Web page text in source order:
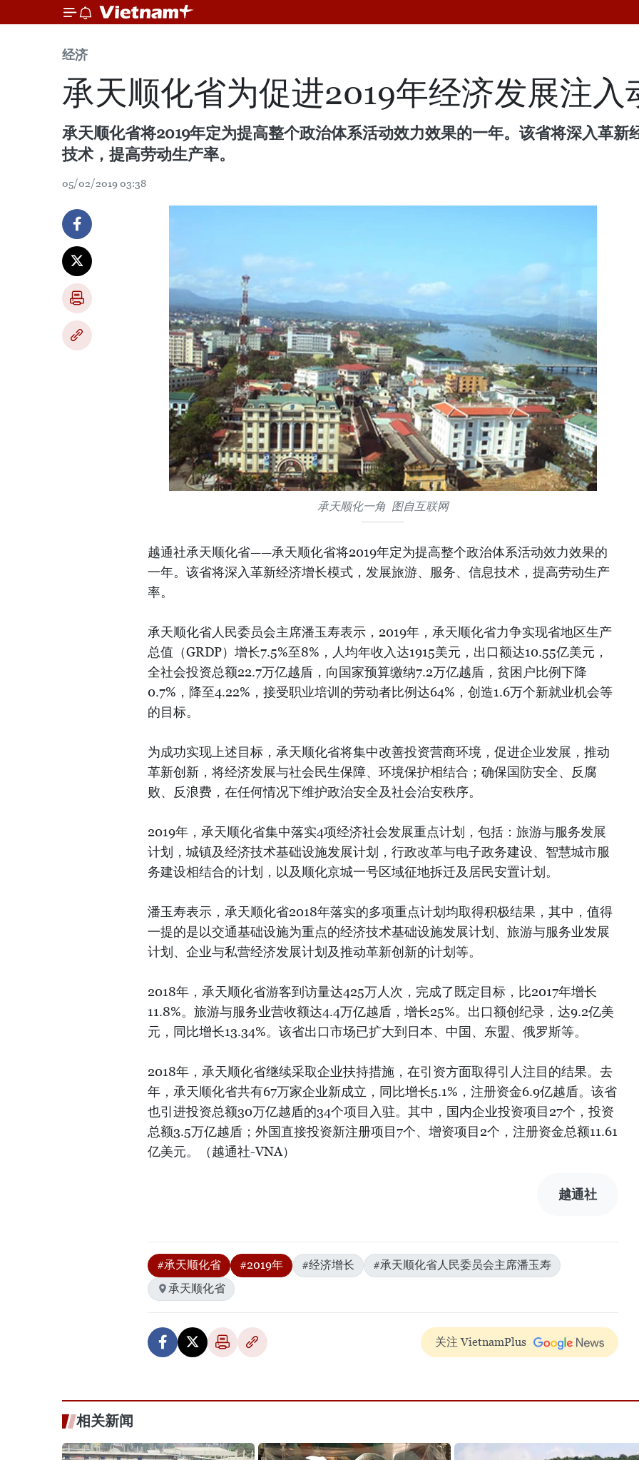
经济
承天顺化省为促进2019年经济发展注入
承天顺化省将2019年定为提高整个政治体系活动效力效果的一年。该省将深入革新
技术，提高劳动生产率。
05/02/2019 03:38
承天顺化一角 图自互联网
越通社承天顺化省——承天顺化省将2019年定为提高整个政治体系活动效力效果的
一年。该省将深入革新经济增长模式，发展旅游、服务、信息技术，提高劳动生产
率。
承天顺化省人民委员会主席潘玉寿表示，2019年，承天顺化省力争实现省地区生产
总值（GRDP）增长7.5%至8%，人均年收入达1915美元，出口额达10.55亿美元，
全社会投资总额22.7万亿越盾，向国家预算缴纳7.2万亿越盾，贫困户比例下降
0.7%，降至4.22%，接受职业培训的劳动者比例达64%，创造1.6万个新就业机会等
的目标。
为成功实现上述目标，承天顺化省将集中改善投资营商环境，促进企业发展，推动
革新创新，将经济发展与社会民生保障、环境保护相结合；确保国防安全、反腐
败、反浪费，在任何情况下维护政治安全及社会治安秩序。
2019年，承天顺化省集中落实4项经济社会发展重点计划，包括：旅游与服务发展
计划，城镇及经济技术基础设施发展计划，行政改革与电子政务建设、智慧城市服
务建设相结合的计划，以及顺化京城一号区域征地拆迁及居民安置计划。
潘玉寿表示，承天顺化省2018年落实的多项重点计划均取得积极结果，其中，值得
一提的是以交通基础设施为重点的经济技术基础设施发展计划、旅游与服务业发展
计划、企业与私营经济发展计划及推动革新创新的计划等。
2018年，承天顺化省游客到访量达425万人次，完成了既定目标，比2017年增长
11.8%。旅游与服务业营收额达4.4万亿越盾，增长25%。出口额创纪录，达9.2亿美
元，同比增长13.34%。该省出口市场已扩大到日本、中国、东盟、俄罗斯等。
2018年，承天顺化省继续采取企业扶持措施，在引资方面取得引人注目的结果。去
年，承天顺化省共有67万家企业新成立，同比增长5.1%，注册资金6.9亿越盾。该省
也引进投资总额30万亿越盾的34个项目入驻。其中，国内企业投资项目27个，投资
总额3.5万亿越盾；外国直接投资新注册项目7个、增资项目2个，注册资金总额11.61
亿美元。（越通社-VNA）
越通社
#承天顺化省 #2019年 #经济增长
#承天顺化省人民委员会主席潘玉寿
承天顺化省
关注 VietnamPlus
相关新闻